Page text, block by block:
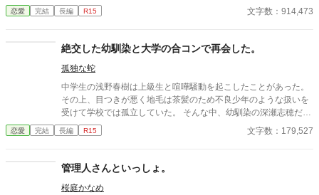
織」という名前から『絶対零嬢』と呼ぶ人も。 明斗は半年ほど
前に一目惚れしてから、氷織に恋心を抱き続けている。しかし、
の放課後。ゴミを散らしてしまう氷織を見つけ、明斗は彼女のこ
とを助ける。その際、明斗は勇気を出して氷織に告白する。 「こ
れまでの告白とは違い、胸がほんのり温かくなりました。好意か
らかは分かりませんが。断る気にはなれません」 「……それな
ら、俺とお試しで付き合ってみるのはどうだろう？」 明斗から
のそんな提案を氷織が受け入れ、2人のお試しの恋人関係が始ま
が明斗のバイト先に来たり、お互いの家に行ったり。そんな日々
かな学園青春ラブコメディ！ ※特別編9が完結しました！（20
26.3.6） ※小説家になろう（N6867GW）、カクヨムでも公開
恋愛 完結 長編 R15 文字数：914,473
絶交した幼馴染と大学の合コンで再会した。
孤独な蛇
中学生の浅野春樹は上級生と喧嘩騒動を起こしたことがあった。
その上、目つきが悪く地毛は茶髪のため不良少年のような扱いを
受けて学校では孤立していた。 そんな中、幼馴染の深瀬志穂だけ
は春樹のことをいつも気遣ってくれていた。 同じ高校に行こうと
声を掛けてくれる志穂の言葉に応えたい一心で受験勉強にも力を
なかった。 昔から志穂が近くにいてくれるから……。 しかし、3
別々になり、学校で話しかけてくることも無くなった。 志穂の心
恋愛 完結 長編 R15 文字数：179,527
管理人さんといっしょ。
桜庭かなめ